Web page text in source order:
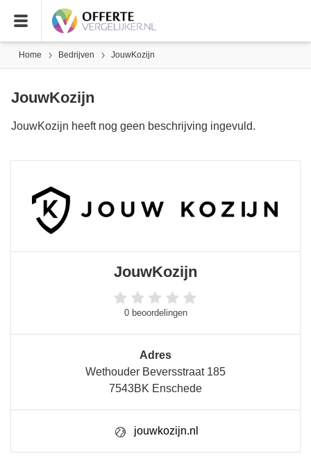
Home Bedrijven JouwKozijn
JouwKozijn
JouwKozijn heeft nog geen beschrijving ingevuld.
JouwKozijn
0 beoordelingen
Adres
Wethouder Beversstraat 185
7543BK Enschede
jouwkozijn.nl